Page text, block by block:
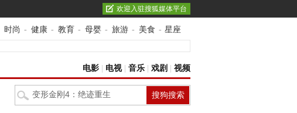
欢迎入驻搜狐媒体平台
时尚 - 健康 - 教育 - 母婴 - 旅游 - 美食 - 星座
电影 电视| 音乐 戏剧 视频